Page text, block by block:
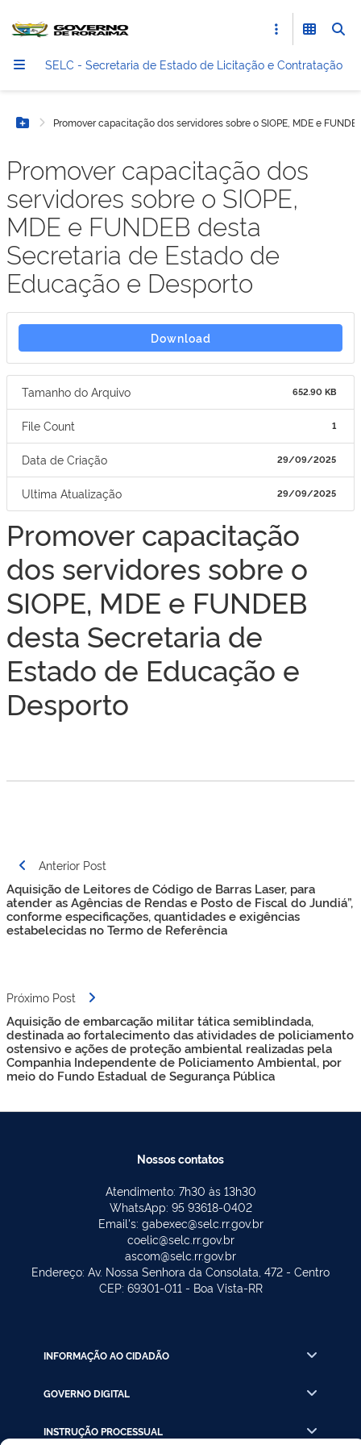
SELC - Secretaria de Estado de Licitação e Contratação
Botão Menu
Promover capacitação dos servidores sobre o SIOPE, MDE e
Promover capacitação dos
servidores sobre o SIOPE,
MDE e FUNDEB desta
Secretaria de Estado de
Educação e Desporto
Download
Tamanho do Arquivo 652.90 KB
File Count 1
Data de Criação 29/09/2025
Ultima Atualização 29/09/2025
Promover capacitação
dos servidores sobre o
SIOPE, MDE e FUNDEB
desta Secretaria de
Estado de Educação e
Desporto
Navegação
de
Post
Anterior Post
Aquisição de Leitores de Código de Barras Laser, para
atender as Agências de Rendas e Posto de Fiscal do Jundiá”,
conforme especificações, quantidades e exigências
estabelecidas no Termo de Referência
Próximo Post
Aquisição de embarcação militar tática semiblindada,
destinada ao fortalecimento das atividades de policiamento
ostensivo e ações de proteção ambiental realizadas pela
Companhia Independente de Policiamento Ambiental, por
meio do Fundo Estadual de Segurança Pública
Nossos contatos
Atendimento: 7h30 às 13h30
WhatsApp: 95 93618-0402
Email's: gabexec@selc.rr.gov.br
coelic@selc.rr.gov.br
ascom@selc.rr.gov.br
Endereço: Av. Nossa Senhora da Consolata, 472 - Centro
CEP: 69301-011 - Boa Vista-RR
INFORMAÇÃO AO CIDADÃO
GOVERNO DIGITAL
INSTRUÇÃO PROCESSUAL